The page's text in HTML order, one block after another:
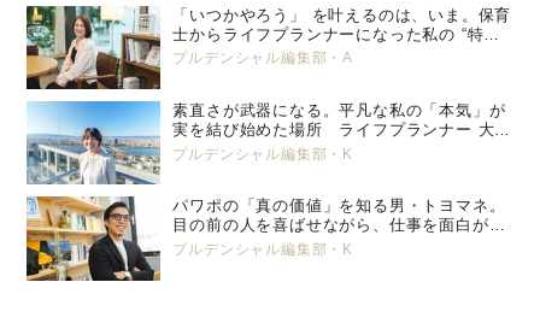
「いつかやろう」 を叶えるのは、いま。保育
士からライフプランナーになった私の “特別
養子縁組” という選択。 プルデンシャル生
プルデンシャル編集部・A
素直さが武器になる。平凡な私の「本気」が
実を結び始めた場所 ライフプランナー 大塚
美那
プルデンシャル編集部・K
パワポの「真の価値」を知る男・トヨマネ。
目の前の人を喜ばせながら、仕事を面白がっ
ていく
プルデンシャル編集部・K